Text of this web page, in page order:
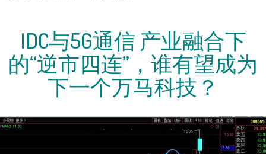
IDC与5G通信 产业融合下
的“逆市四连”，谁有望成为
下一个万马科技？